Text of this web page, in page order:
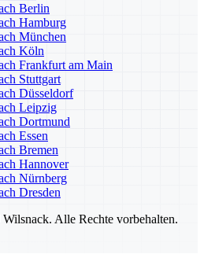
Berlin
Hamburg
München
Köln
Frankfurt am Main
Stuttgart
Düsseldorf
Leipzig
Dortmund
Essen
Bremen
Hannover
Nürnberg
Dresden
Alle Rechte vorbehalten.